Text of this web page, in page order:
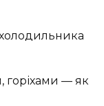
горіхами — як